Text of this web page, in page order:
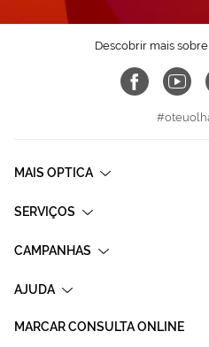
Descobrir mais
MAIS OPTICA
SERVIÇOS
CAMPANHAS
AJUDA
MARCAR CONSULTA ONLINE